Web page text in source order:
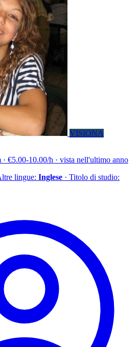
VISIONA
€5.00-10.00/h · vista nell'ultimo anno
lingue: Inglese · Titolo di studio: